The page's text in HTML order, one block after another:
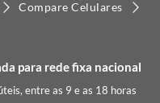
Compare Celulares
para rede fixa nacional
entre as 9 e as 18 horas